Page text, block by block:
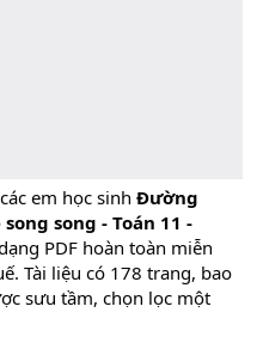
em học sinh Đường
song - Toán 11 -
PDF hoàn toàn miễn
Tài liệu có 178 trang, bao
sưu tầm, chọn lọc một